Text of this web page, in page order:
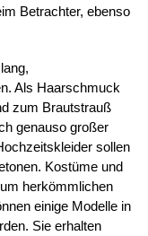
Betrachter, ebenso
Als Haarschmuck
zum Brautstrauß
genauso großer
sollen
Kostüme und
herkömmlichen
einige Modelle in
Sie erhalten